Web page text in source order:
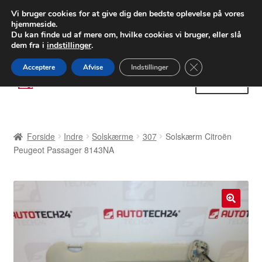
LEVERING fra 55 kr.
FEDEX verdensomspændende forsendelse
80 82 72 02
Spring
til
Spring
til
Betalinger
Klage
Klageprocedure
Forside Indre Solskærme 307
Solskærm Citroën
Peugeot Passager 8143NA
🔍
Vi bruger cookies for at give dig den bedste oplevelse på vores
hjemmeside.
Du kan finde ud af mere om, hvilke cookies vi bruger, eller slå
dem fra i indstillinger.
Acceptere Afvise Indstillinger Close GDPR